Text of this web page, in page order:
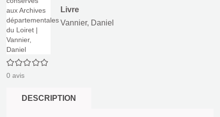
0/5
0 avis
Livre
Vannier, Daniel
DESCRIPTION